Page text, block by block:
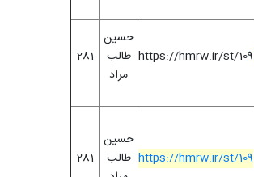
281
حسین
طالب
مراد
https://hmrw.ir/st/109
281
حسین
طالب https://hmrw.ir/st/109